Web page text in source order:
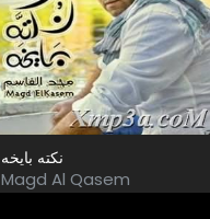
نكته بايخه
Magd Al Qasem